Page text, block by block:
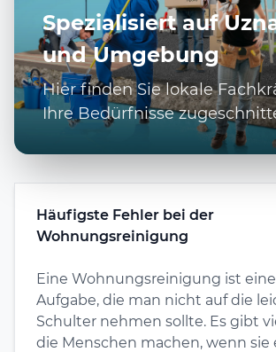
Spezialisiert auf
und Umgebung
Hier finden Sie lokale
Ihre Bedürfnisse
Häufigste Fehler bei der
Wohnungsreinigung
Eine Wohnungsreinigung ist
Aufgabe, die man nicht auf die
Schulter nehmen sollte. Es gibt
die Menschen machen, wenn sie